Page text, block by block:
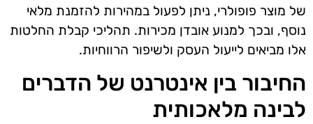
של מוצר פופולרי, ניתן לפעול במהירות להזמנת מלאי
נוסף, ובכך למנוע אובדן מכירות. תהליכי קבלת החלטות
אלו מביאים לייעול העסק ולשיפור הרווחיות.
החיבור בין אינטרנט של הדברים
לבינה מלאכותית